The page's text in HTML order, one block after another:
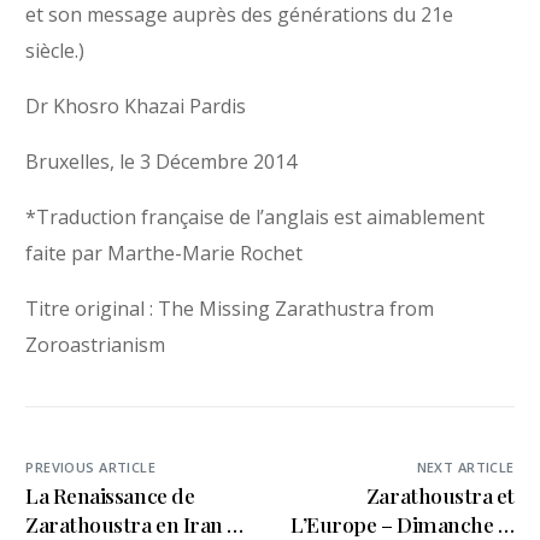
et son message auprès des générations du 21e
siècle.)
Dr Khosro Khazai Pardis
Bruxelles, le 3 Décembre 2014
*Traduction française de l’anglais est aimablement
faite par Marthe-Marie Rochet
Titre original : The Missing Zarathustra from
Zoroastrianism
PREVIOUS ARTICLE
La Renaissance de
Zarathoustra en Iran –
NEXT ARTICLE
Zarathoustra et
L’Europe – Dimanche le